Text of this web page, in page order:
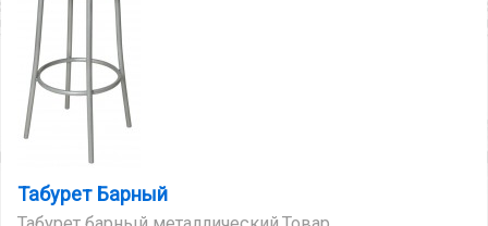
Табурет Барный